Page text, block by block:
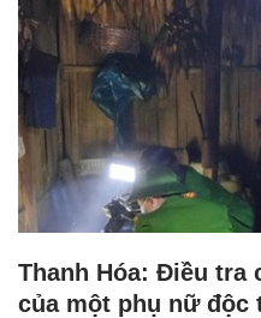
Thanh Hóa: Điều tra
của một phụ nữ độc